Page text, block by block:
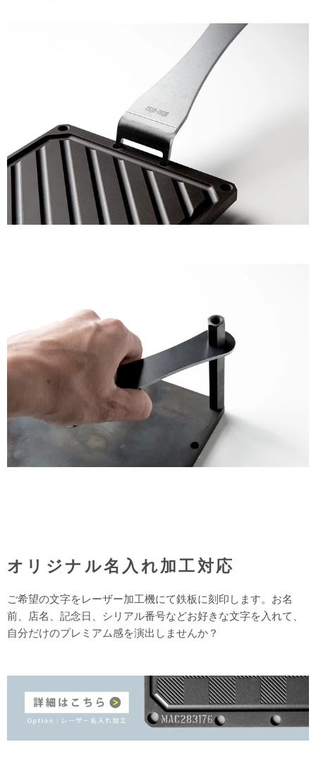
オリジナル名入れ加工対応
ご希望の文字をレーザー加工機にて鉄板に刻印します。お名
前、店名、記念日、シリアル番号などお好きな文字を入れて、
自分だけのプレミアム感を演出しませんか？